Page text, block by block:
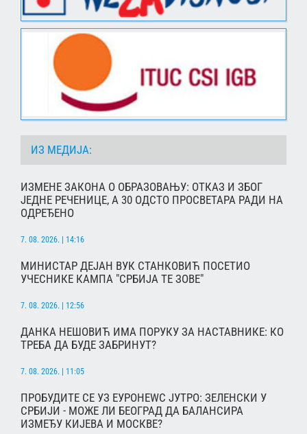
ИЗ МЕДИЈА:
ИЗМЕНЕ ЗАКОНА О ОБРАЗОВАЊУ: ОТКАЗ И ЗБОГ
ЈЕДНЕ РЕЧЕНИЦЕ, А 30 ОДСТО ПРОСВЕТАРА РАДИ НА
ОДРЕЂЕНО
7. 08. 2026. | 14:16
МИНИСТАР ДЕЈАН ВУК СТАНКОВИЋ ПОСЕТИО
УЧЕСНИКЕ КАМПА "СРБИЈА ТЕ ЗОВЕ"
7. 08. 2026. | 12:56
ДАНКА НЕШОВИЋ ИМА ПОРУКУ ЗА НАСТАВНИКЕ: КО
ТРЕБА ДА БУДЕ ЗАБРИНУТ?
7. 08. 2026. | 11:05
ПРОБУДИТЕ СЕ УЗ ЕУРОНЕWС ЈУТРО: ЗЕЛЕНСКИ У
СРБИЈИ - МОЖЕ ЛИ БЕОГРАД ДА БАЛАНСИРА
ИЗМЕЂУ КИЈЕВА И МОСКВЕ?